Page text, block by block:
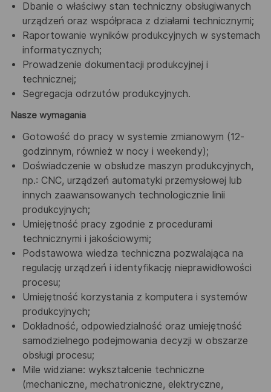
Dbanie o właściwy stan techniczny obsługiwanych
urządzeń oraz współpraca z działami technicznymi;
Raportowanie wyników produkcyjnych w systemach
informatycznych;
Prowadzenie dokumentacji produkcyjnej i
technicznej;
Segregacja odrzutów produkcyjnych.
Nasze wymagania
Gotowość do pracy w systemie zmianowym (12-
godzinnym, również w nocy i weekendy);
Doświadczenie w obsłudze maszyn produkcyjnych,
np.: CNC, urządzeń automatyki przemysłowej lub
innych zaawansowanych technologicznie linii
produkcyjnych;
Umiejętność pracy zgodnie z procedurami
technicznymi i jakościowymi;
Podstawowa wiedza techniczna pozwalająca na
regulację urządzeń i identyfikację nieprawidłowości
procesu;
Umiejętność korzystania z komputera i systemów
produkcyjnych;
Dokładność, odpowiedzialność oraz umiejętność
samodzielnego podejmowania decyzji w obszarze
obsługi procesu;
Mile widziane: wykształcenie techniczne
(mechaniczne, mechatroniczne, elektryczne,